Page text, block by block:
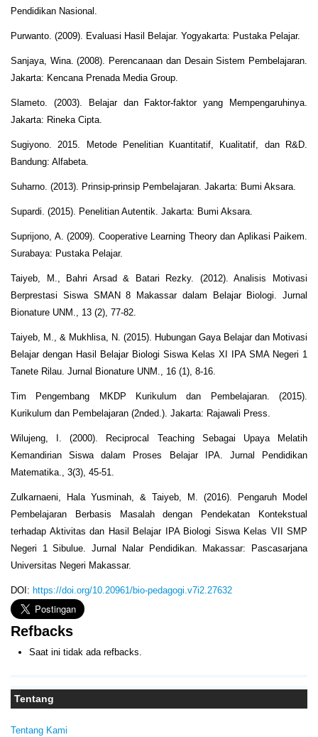
Tentang
Tentang Kami
Pendidikan Nasional.
Purwanto. (2009). Evaluasi Hasil Belajar. Yogyakarta: Pustaka Pelajar.
Sanjaya, Wina. (2008). Perencanaan dan Desain Sistem Pembelajaran.
Jakarta: Kencana Prenada Media Group.
Slameto. (2003). Belajar dan Faktor-faktor yang Mempengaruhinya.
Jakarta: Rineka Cipta.
Sugiyono. 2015. Metode Penelitian Kuantitatif, Kualitatif, dan R&D.
Bandung: Alfabeta.
Suharno. (2013). Prinsip-prinsip Pembelajaran. Jakarta: Bumi Aksara.
Supardi. (2015). Penelitian Autentik. Jakarta: Bumi Aksara.
Suprijono, A. (2009). Cooperative Learning Theory dan Aplikasi Paikem.
Surabaya: Pustaka Pelajar.
Taiyeb, M., Bahri Arsad & Batari Rezky. (2012). Analisis Motivasi
Berprestasi Siswa SMAN 8 Makassar dalam Belajar Biologi. Jurnal
Bionature UNM., 13 (2), 77-82.
Taiyeb, M., & Mukhlisa, N. (2015). Hubungan Gaya Belajar dan Motivasi
Belajar dengan Hasil Belajar Biologi Siswa Kelas XI IPA SMA Negeri 1
Tanete Rilau. Jurnal Bionature UNM., 16 (1), 8-16.
Tim Pengembang MKDP Kurikulum dan Pembelajaran. (2015).
Kurikulum dan Pembelajaran (2nded.). Jakarta: Rajawali Press.
Wilujeng, I. (2000). Reciprocal Teaching Sebagai Upaya Melatih
Kemandirian Siswa dalam Proses Belajar IPA. Jurnal Pendidikan
Matematika., 3(3), 45-51.
Zulkarnaeni, Hala Yusminah, & Taiyeb, M. (2016). Pengaruh Model
Pembelajaran Berbasis Masalah dengan Pendekatan Kontekstual
terhadap Aktivitas dan Hasil Belajar IPA Biologi Siswa Kelas VII SMP
Negeri 1 Sibulue. Jurnal Nalar Pendidikan. Makassar: Pascasarjana
Universitas Negeri Makassar.
DOI: https://doi.org/10.20961/bio-pedagogi.v7i2.27632
Refbacks
Saat ini tidak ada refbacks.